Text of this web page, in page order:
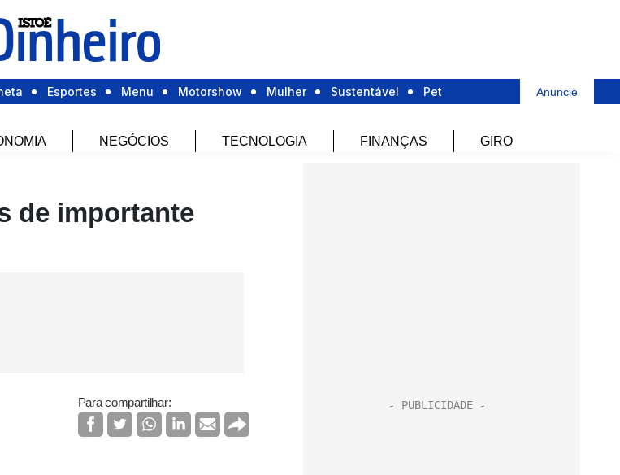
Esportes Menu Motorshow Mulher Sustentável Pet Anuncie
NEGÓCIOS TECNOLOGIA FINANÇAS GIRO
de importante
Para compartilhar: